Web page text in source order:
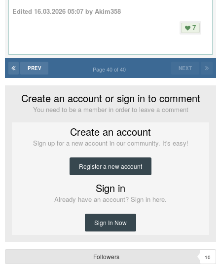
Edited 16.03.2026 05:07 by Akim358
7
PREV NEXT
Page 40 of 40
Create an account or sign in to comment
You need to be a member in order to leave a comment
Create an account
Sign up for a new account in our community. It's easy!
Register a new account
Sign in
Already have an account? Sign in here.
Sign In Now
Followers 10